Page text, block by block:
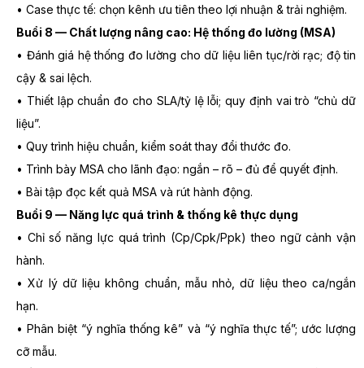
• Case thực tế: chọn kênh ưu tiên theo lợi nhuận & trải nghiệm.
Buổi 8 — Chất lượng nâng cao: Hệ thống đo lường (MSA)
• Đánh giá hệ thống đo lường cho dữ liệu liên tục/rời rạc; độ tin
cậy & sai lệch.
• Thiết lập chuẩn đo cho SLA/tỷ lệ lỗi; quy định vai trò “chủ dữ
liệu”.
• Quy trình hiệu chuẩn, kiểm soát thay đổi thước đo.
• Trình bày MSA cho lãnh đạo: ngắn – rõ – đủ để quyết định.
• Bài tập đọc kết quả MSA và rút hành động.
Buổi 9 — Năng lực quá trình & thống kê thực dụng
• Chỉ số năng lực quá trình (Cp/Cpk/Ppk) theo ngữ cảnh vận
hành.
• Xử lý dữ liệu không chuẩn, mẫu nhỏ, dữ liệu theo ca/ngắn
hạn.
• Phân biệt “ý nghĩa thống kê” và “ý nghĩa thực tế”; ước lượng
cỡ mẫu.